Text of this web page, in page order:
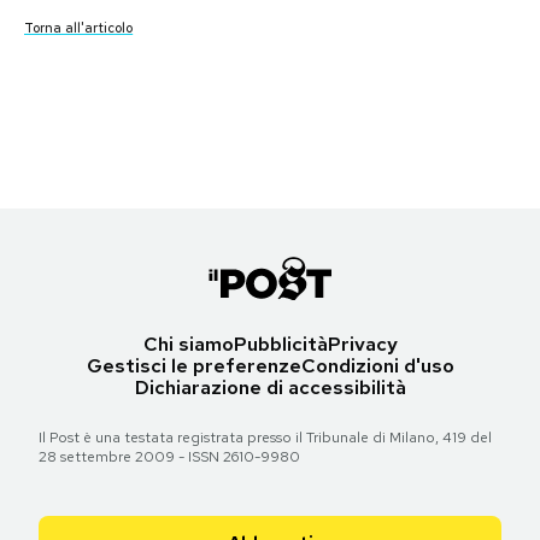
Notifiche mobile
Torna all'articolo
Torna all'articolo
Torna all'articolo
Torna all'articolo
Torna all'articolo
Chi siamoPubblicitàPrivacy
Gestisci le preferenzeCondizioni d'uso
Dichiarazione di accessibilità
Il Post è una testata registrata presso il Tribunale di Milano, 419 del
28 settembre 2009 - ISSN 2610-9980